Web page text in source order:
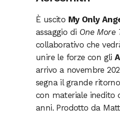
È uscito My Only
assaggio di One More
collaborativo che
unire le forze con gli
arrivo a novembre
segna il grande
con materiale inedito
anni. Prodotto da